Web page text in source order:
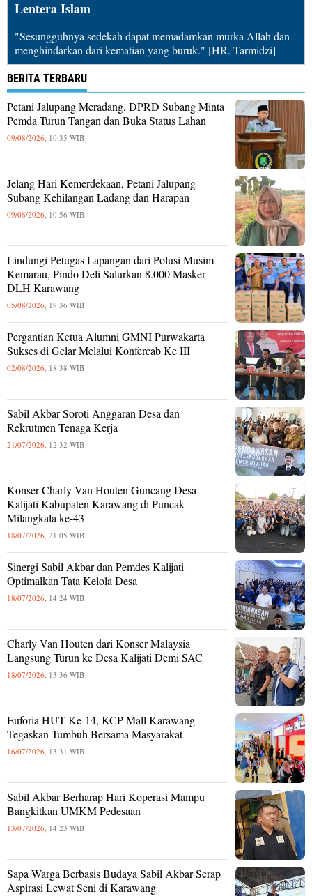
Lentera Islam
"Sesungguhnya sedekah dapat memadamkan murka Allah dan
menghindarkan dari kematian yang buruk." [HR. Tarmidzi]
BERITA TERBARU
Petani Jalupang Meradang, DPRD Subang Minta
Pemda Turun Tangan dan Buka Status Lahan
09/08/2026, 10:35 WIB
Jelang Hari Kemerdekaan, Petani Jalupang
Subang Kehilangan Ladang dan Harapan
09/08/2026, 10:56 WIB
Lindungi Petugas Lapangan dari Polusi Musim
Kemarau, Pindo Deli Salurkan 8.000 Masker
DLH Karawang
05/08/2026, 19:36 WIB
Pergantian Ketua Alumni GMNI Purwakarta
Sukses di Gelar Melalui Konfercab Ke III
02/08/2026, 18:38 WIB
Sabil Akbar Soroti Anggaran Desa dan
Rekrutmen Tenaga Kerja
21/07/2026, 12:32 WIB
Konser Charly Van Houten Guncang Desa
Kalijati Kabupaten Karawang di Puncak
Milangkala ke-43
18/07/2026, 21:05 WIB
Sinergi Sabil Akbar dan Pemdes Kalijati
Optimalkan Tata Kelola Desa
18/07/2026, 14:24 WIB
Charly Van Houten dari Konser Malaysia
Langsung Turun ke Desa Kalijati Demi SAC
18/07/2026, 13:36 WIB
Euforia HUT Ke-14, KCP Mall Karawang
Tegaskan Tumbuh Bersama Masyarakat
16/07/2026, 13:31 WIB
Sabil Akbar Berharap Hari Koperasi Mampu
Bangkitkan UMKM Pedesaan
13/07/2026, 14:23 WIB
Sapa Warga Berbasis Budaya Sabil Akbar Serap
Aspirasi Lewat Seni di Karawang